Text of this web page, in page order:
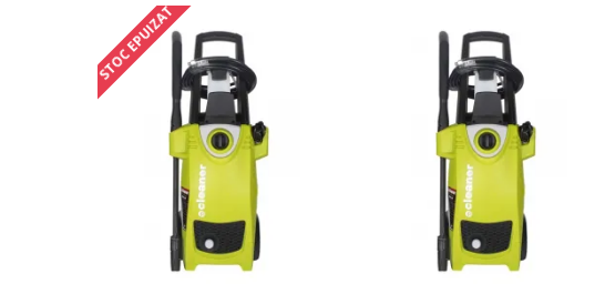
STOC EPUIZAT